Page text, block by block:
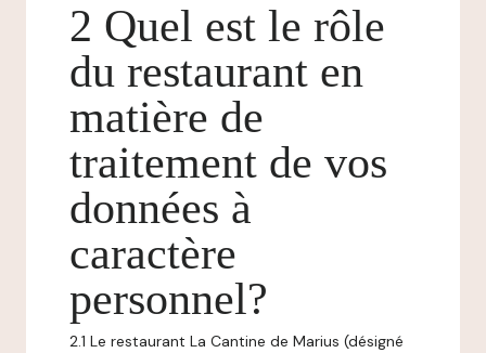
2 Quel est le rôle
du restaurant en
matière de
traitement de vos
données à
caractère
personnel?
2.1 Le restaurant La Cantine de Marius (désigné